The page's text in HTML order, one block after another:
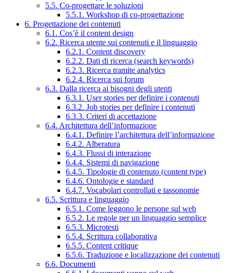
5.5. Co-progettare le soluzioni
5.5.1. Workshop di co-progettazione
6. Progettazione dei contenuti
6.1. Cos’è il content design
6.2. Ricerca utente sui contenuti e il linguaggio
6.2.1. Content discovery
6.2.2. Dati di ricerca (search keywords)
6.2.3. Ricerca tramite analytics
6.2.4. Ricerca sui forum
6.3. Dalla ricerca ai bisogni degli utenti
6.3.1. User stories per definire i contenuti
6.3.2. Job stories per definire i contenuti
6.3.3. Criteri di accettazione
6.4. Architettura dell’informazione
6.4.1. Definire l’architettura dell’informazione
6.4.2. Alberatura
6.4.3. Flussi di interazione
6.4.4. Sistemi di navigazione
6.4.5. Tipologie di contenuto (content type)
6.4.6. Ontologie e standard
6.4.7. Vocabolari controllati e tassonomie
6.5. Scrittura e linguaggio
6.5.1. Come leggono le persone sul web
6.5.2. Le regole per un linguaggio semplice
6.5.3. Microtesti
6.5.4. Scrittura collaborativa
6.5.5. Content critique
6.5.6. Traduzione e localizzazione dei contenuti
6.6. Documenti